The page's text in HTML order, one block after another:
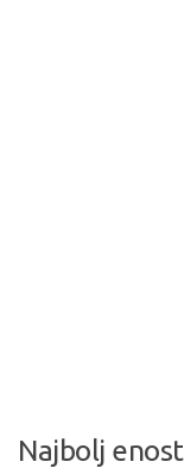
Najbolj